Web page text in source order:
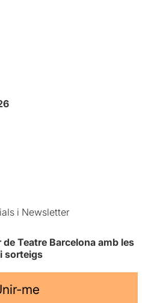
i Newsletter
Teatre Barcelona amb les
sorteigs
me